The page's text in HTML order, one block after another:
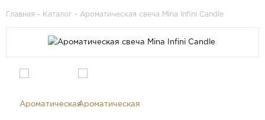
Главная - Каталог - Ароматическая свеча Mina Infini Candle